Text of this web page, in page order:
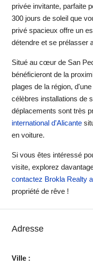
privée invitante, parfaite
300 jours de soleil que
privé spacieux offre un
détendre et se prélasser
Situé au cœur de San
bénéficieront de la
plages de la région,
célèbres installations de
déplacements sont très
international d'Alicante
en voiture.
Si vous êtes intéressé
visite, explorez
contactez Brokla Realty
propriété de rêve !
Adresse
Ville :